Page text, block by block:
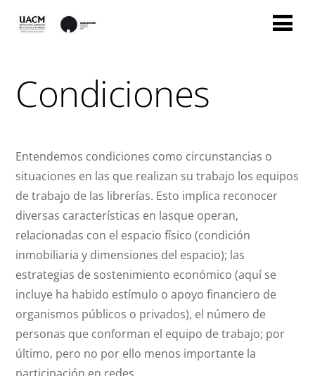
Condiciones
Entendemos condiciones como circunstancias o
situaciones en las que realizan su trabajo los equipos
de trabajo de las librerías. Esto implica reconocer
diversas características en lasque operan,
relacionadas con el espacio físico (condición
inmobiliaria y dimensiones del espacio); las
estrategias de sostenimiento económico (aquí se
incluye ha habido estímulo o apoyo financiero de
organismos públicos o privados), el número de
personas que conforman el equipo de trabajo; por
último, pero no por ello menos importante la